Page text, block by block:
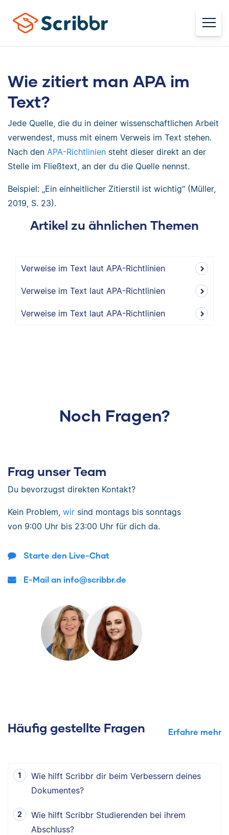
Wie zitiert man APA im
Text?
Jede Quelle, die du in deiner wissenschaftlichen Arbeit
verwendest, muss mit einem Verweis im Text stehen.
Nach den APA-Richtlinien steht dieser direkt an der
Stelle im Fließtext, an der du die Quelle nennst.
Beispiel: „Ein einheitlicher Zitierstil ist wichtig“ (Müller,
2019, S. 23).
Artikel zu ähnlichen Themen
Verweise im Text laut APA-Richtlinien
Verweise im Text laut APA-Richtlinien
Verweise im Text laut APA-Richtlinien
Noch Fragen?
Frag unser Team
Du bevorzugst direkten Kontakt?
Kein Problem, wir sind montags bis sonntags
von 9:00 Uhr bis 23:00 Uhr für dich da.
Starte den Live-Chat
E-Mail an info@scribbr.de
Häufig gestellte Fragen Erfahre mehr
Wie hilft Scribbr dir beim Verbessern deines
Dokumentes?
Wie hilft Scribbr Studierenden bei ihrem
Abschluss?